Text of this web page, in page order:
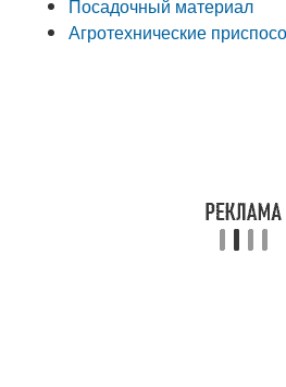
Посадочный материал
Агротехнические